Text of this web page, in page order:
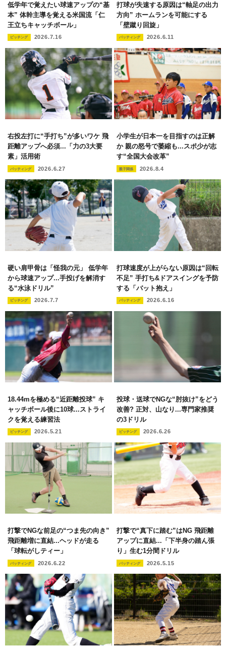
低学年で覚えたい球速アップの“基
本” 体幹主導を覚える米国流「仁
王立ちキャッチボール」
ピッチング 2026.7.16
打球が失速する原因は“軸足の出力
方向” ホームランを可能にする
「壁蹴り回旋」
バッティング 2026.6.11
右投左打に“手打ち”が多いワケ 飛
距離アップへ必須...「力の3大要
素」活用術
バッティング 2026.6.27
小学生が日本一を目指すのは正解
か 親の怒号で萎縮も...スポ少が志
す“全国大会改革”
親子関係 2026.8.4
硬い肩甲骨は「怪我の元」 低学年
から球速アップ...手投げを解消す
る“水泳ドリル”
ピッチング 2026.7.7
打球速度が上がらない原因は“回転
不足” 手打ち&ドアスイングを予防
する「バット抱え」
バッティング 2026.6.16
18.44mを極める“近距離投球” キ
ャッチボール後に10球...ストライ
クを覚える練習法
ピッチング 2026.5.21
投球・送球でNGな“肘抜け”をどう
改善? 正対、山なり...専門家推奨
の3ドリル
ピッチング 2026.6.26
打撃でNGな前足の“つま先の向き”
飛距離増に直結...ヘッドが走る
「球転がしティー」
バッティング 2026.6.22
打撃で“真下に踏む”はNG 飛距離
アップに直結...「下半身の踏ん張
り」生む1分間ドリル
バッティング 2026.5.15